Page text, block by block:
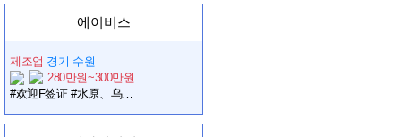
에이비스
제조업 경기 수원
280만원~300만원
#欢迎F签证 #水原、乌山通勤运行 #印章 #智能钥匙 #可周供